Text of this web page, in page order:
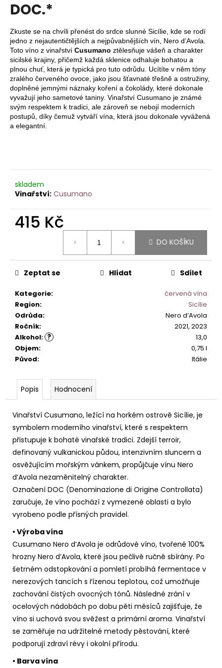
0,0
5
hvězdiček.
DOC.*
Zkuste se na chvíli přenést do srdce slunné Sicílie, kde se rodí
jedno z nejautentičtějších a nejpůvabnějších vín, Nero d’Avola.
Toto víno z vinařství Cusumano ztělesňuje vášeň a charakter
sicilské krajiny, přičemž každá sklenice odhaluje bohatou a
plnou chuť, která je typická pro tuto odrůdu. Ucítíte v něm tóny
zralého červeného ovoce, jako jsou šťavnaté třešně a ostružiny,
doplněné jemnými náznaky koření a čokolády, které dokonale
vyvažují jeho sametové taniny. Vinařství Cusumano je známé
svým respektem k tradici, ale zároveň se nebojí moderních
postupů, díky čemuž vytváří vína, která jsou dokonale vyvážená
a elegantní.
skladem
Cusumano
415 Kč
DO KOŠÍKU
Kategorie:
červená vína
Region:
Sicílie
Odrůda:
Nero d’Avola
Ročník: 2021, 2023
?
Alkohol:
13,0
Objem:
0,75 l
Původ: Itálie
Zeptat se Hlídat Sdílet
Popis Hodnocení
Vinařství Cusumano, ležící na horkém ostrově Sicílie, je
symbolem moderního vinařství, které s respektem
přistupuje k bohaté vinařské tradici. Zdejší terroir,
definovaný vulkanickou půdou, intenzivním sluncem a
osvěžujícím mořským vánkem, propůjčuje vínu Nero
d’Avola nezaměnitelný charakter.
Označení DOC (Denominazione di Origine Controllata)
zaručuje, že víno pochází z vymezené oblasti a bylo
vyrobeno podle přísných pravidel.
• Výroba vína
Cusumano Nero d’Avola je odrůdové víno, tvořené 100%
hrozny Nero d’Avola, které jsou pečlivě ručně sbírány. Po
šetrném odstopkování a pomletí probíhá fermentace v
nerezových tancích s řízenou teplotou, což umožňuje
zachování čistých ovocných tónů. Následné zrání v
ocelových nádobách po dobu pěti měsíců zajišťuje, že
víno si uchová svou svěžest a primární aroma. Vinařství
se zaměřuje na udržitelné metody pěstování, které
podporují zdraví révy i okolní přírodu.
• Barva vína
a
j
í
t
?
HLEDAT
o
p
o
u
č
e
m
e
PINOT
GRIGIO
ALTO
ADIGE
DOC.
529
Kč